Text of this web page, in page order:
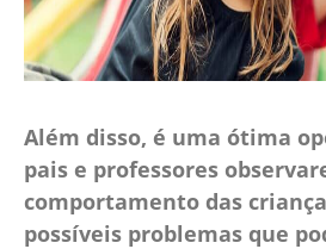
Além disso, é uma ótima
pais e professores
comportamento das
possíveis problemas que